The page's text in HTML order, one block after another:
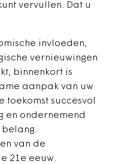
vervullen. Dat u
invloeden,
vernieuwingen
binnenkort is
aanpak van uw
toekomst succesvol
en ondernemend
van de
21e eeuw.